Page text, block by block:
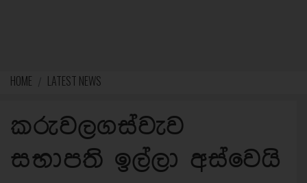
HOME LATEST NEWS
කරුවලගස්වැව
සභාපති ඉල්ලා අස්වෙයි